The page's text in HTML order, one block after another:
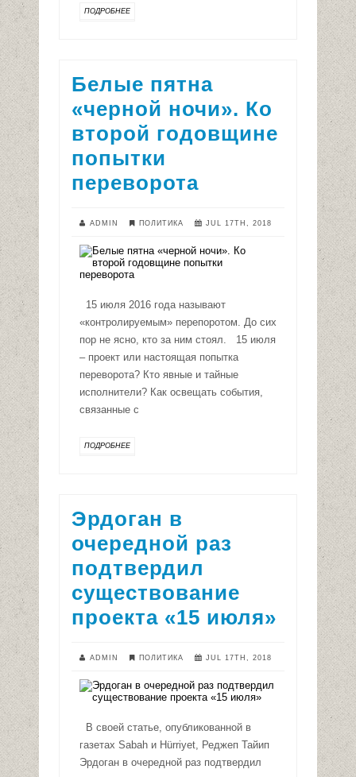
ПОДРОБНЕЕ
Белые пятна
«черной ночи». Ко
второй годовщине
попытки
переворота
ADMIN ПОЛИТИКА JUL 17TH, 2018
15 июля 2016 года называют
«контролируемым» перепоротом. До сих
пор не ясно, кто за ним стоял. 15 июля
– проект или настоящая попытка
переворота? Кто явные и тайные
исполнители? Как освещать события,
связанные с
ПОДРОБНЕЕ
Эрдоган в
очередной раз
подтвердил
существование
проекта «15 июля»
ADMIN ПОЛИТИКА JUL 17TH, 2018
В своей статье, опубликованной в
газетах Sabah и Hürriyet, Реджеп Тайип
Эрдоган в очередной раз подтвердил